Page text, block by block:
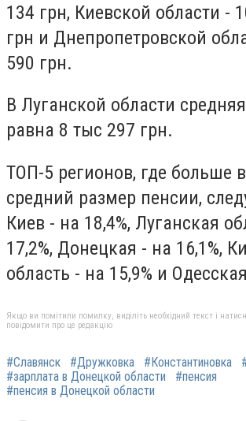
134 грн, Киевской области -
грн и Днепропетровской
590 грн.
В Луганской области
равна 8 тыс 297 грн.
ТОП-5 регионов, где больше
средний размер пенсии,
Киев - на 18,4%, Луганская
17,2%, Донецкая - на 16,1%,
область - на 15,9% и
Якщо ви помітили помилку, виділіть необхідний текст і
повідомити про це редакцію
#Славянск #Дружковка #Константиновка
#зарплата в Донецкой области
#пенсия
#пенсия в Донецкой области